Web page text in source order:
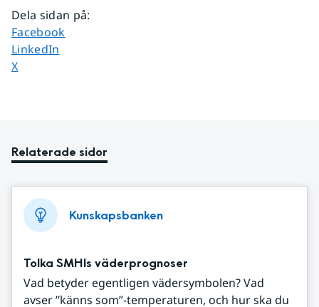
Dela sidan på:
Dela sidan på
Facebook
Dela sidan på
LinkedIn
Dela sidan på
X
Relaterade sidor
Kunskapsbanken
Tolka SMHIs väderprognoser
Vad betyder egentligen vädersymbolen? Vad
avser ”känns som”-temperaturen, och hur ska du